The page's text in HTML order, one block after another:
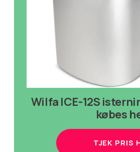
Wilfa ICE-12S
købes
TJEK PRIS